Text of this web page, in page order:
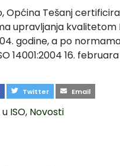
Općina Tešanj
upravljanja kvalitetom
godine, a po
14001:2004 16. februara
Twitter Email
ISO, Novosti